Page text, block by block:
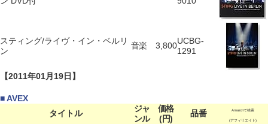
スティング/ライヴ・イン・ベルリ
ン
音楽 3,800UCBG-
1291
【2011年01月19日】
■ AVEX
タイトル
ジャ
ンル
価格
(円)
品番 Amazonで検索
(アフィリエイト)